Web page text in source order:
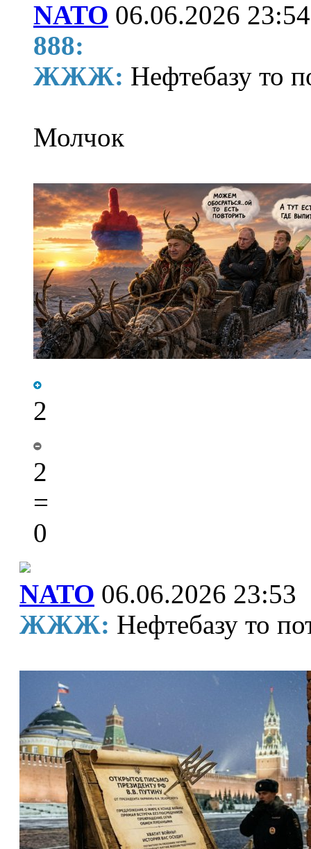
NATO 06.06.2026 23:54
888:
ЖЖЖ: Нефтебазу то
Молчок
2
2
=
0
NATO 06.06.2026 23:53
ЖЖЖ: Нефтебазу то